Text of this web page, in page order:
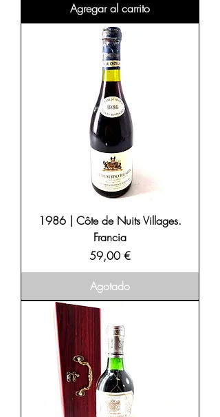
Agregar al carrito
1986 | Côte de Nuits Villages.
Francia
Precio
59,00 €
Agotado